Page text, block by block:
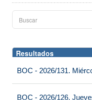
Resultados
BOC - 2026/131.
BOC - 2026/126.